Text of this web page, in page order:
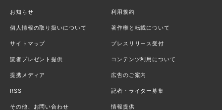
お知らせ 利用規約
個人情報の取り扱いについて 著作権と転載について
サイトマップ プレスリリース受付
読者プレゼント提供 コンテンツ利用について
提携メディア 広告のご案内
RSS 記者・ライター募集
その他、お問い合わせ 情報提供